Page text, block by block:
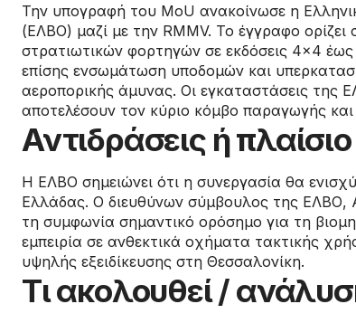
Την υπογραφή του MoU ανακοίνωσε η
(ΕΛΒΟ) μαζί με την RMMV. Το έγγραφο
στρατιωτικών φορτηγών σε εκδόσεις 4×4
επίσης ενσωμάτωση υποδομών και
αεροπορικής άμυνας. Οι εγκαταστάσεις της
αποτελέσουν τον κύριο κόμβο παραγωγής
Αντιδράσεις ή
Η ΕΛΒΟ σημειώνει ότι η συνεργασία θα
Ελλάδας. Ο διευθύνων σύμβουλος της ΕΛΒΟ,
τη συμφωνία σημαντικό ορόσημο για τη
εμπειρία σε ανθεκτικά οχήματα τακτικής
υψηλής εξειδίκευσης στη Θεσσαλονίκη.
Τι ακολουθεί /